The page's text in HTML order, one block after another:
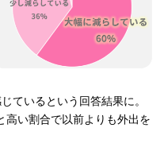
ているという回答結果に。
高い割合で以前よりも外出を